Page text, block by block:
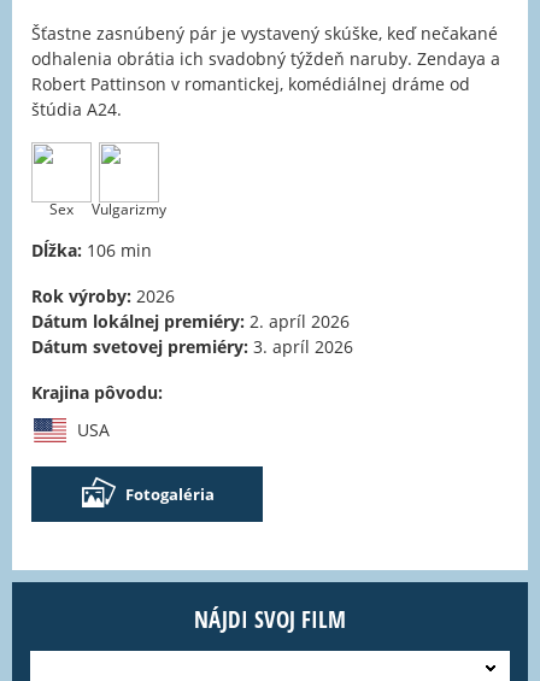
Šťastne zasnúbený pár je vystavený skúške, keď nečakané
odhalenia obrátia ich svadobný týždeň naruby. Zendaya a
Robert Pattinson v romantickej, komédiálnej dráme od
štúdia A24.
Sex Vulgarizmy
Dĺžka: 106 min
Rok výroby: 2026
Dátum lokálnej premiéry: 2. apríl 2026
Dátum svetovej premiéry: 3. apríl 2026
Krajina pôvodu:
USA
Fotogaléria
NÁJDI SVOJ FILM